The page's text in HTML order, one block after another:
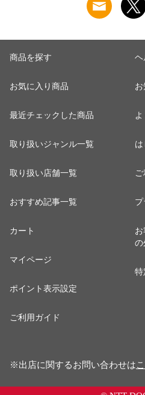
商品を探す
お気に入り商品
最近チェックした商品
取り扱いジャンル一覧
取り扱い店舗一覧
おすすめ記事一覧
カート
マイページ
ポイント表示設定
ご利用ガイド
ヘ
の
特
※出店に関するお問い合わせは